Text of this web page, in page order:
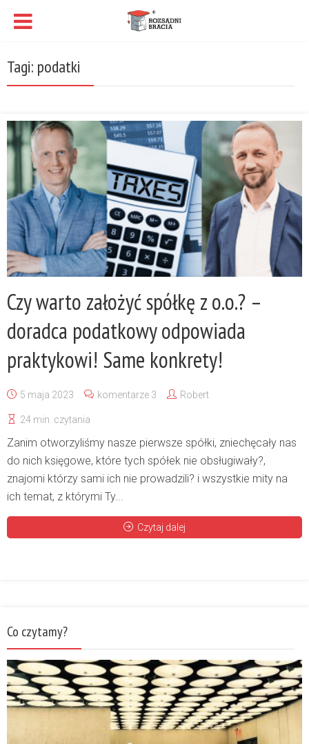
Tagi: podatki
Czy warto założyć spółkę z o.o.? –
doradca podatkowy odpowiada
praktykowi! Same konkrety!
5 maja 2023 komentarze 3 Robert
24 min. czytania
Zanim otworzyliśmy nasze pierwsze spółki, zniechęcały nas
do nich księgowe, które tych spółek nie obsługiwały?,
znajomi którzy sami ich nie prowadzili? i wszystkie mity na
ich temat, z którymi Ty...
Czytaj dalej
Co czytamy?